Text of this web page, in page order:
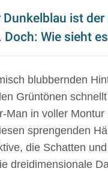
ist
Doch: Wie sieht
blubbernden
Grüntönen
Man in voller
sprengenden
die Schatten
dreidimensionale